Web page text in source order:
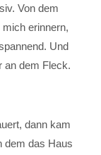
Von dem
erinnern,
Und
an dem Fleck.
dann kam
dem das Haus